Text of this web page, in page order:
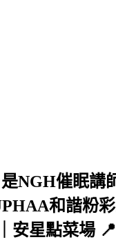
NGH催眠講
和諧粉
星點菜場